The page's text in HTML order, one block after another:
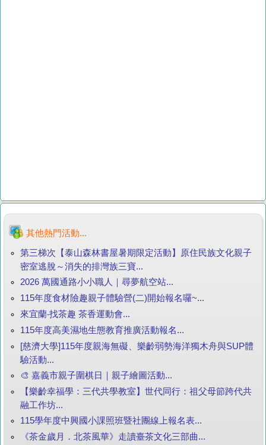
其他熱門活動...
第三梯次【泰山森林書屋暑期限定活動】原住民族文化親子
密室逃脫～消失的排灣族三寶...
2026 萬國通路小小職人｜尋夢航空站...
115年度食材險趣親子體驗營(二)開始報名囉~...
來宜蘭‧找茶趣 茶香運動會...
115年度高美濕地生態教育推廣活動報名...
[慈濟大學]115年度親海無礙、樂齡弱勢海洋獨木舟與SUP體
驗活動...
🎨 嘉義市親子圍棋日｜親子繪圖活動...
【樂齡幸福學：三代共學教室】世代同行：祖父母節跨代共
融工作坊...
115學年度中興國小課照班暨社團線上報名表...
《茶金歲月．北茶風華》走讀臺茶文化三部曲...